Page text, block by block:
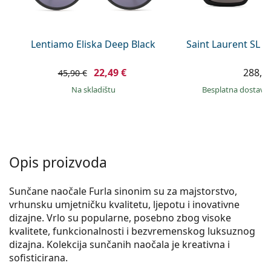
Persol
Lentiamo Eliska Deep Black
45,90 € 22,49 €
na skladištu
Saint Laurent SL
Besplatna dostava
Opis proizvoda
Sunčane naočale Furla sinonim su za majstorstvo,
vrhunsku umjetničku kvalitetu, ljepotu i inovativne
dizajne. Vrlo su popularne, posebno zbog visoke
kvalitete, funkcionalnosti i bezvremenskog luksuznog
dizajna. Kolekcija sunčanih naočala je kreativna i
sofisticirana.